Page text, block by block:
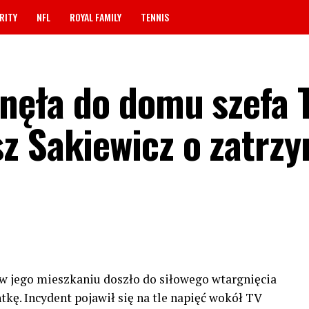
NFL ROYAL FAMILY TENNIS
do domu szefa
Sakiewicz o
jego mieszkaniu doszło do siłowego wtargnięcia
Incydent pojawił się na tle napięć wokół TV